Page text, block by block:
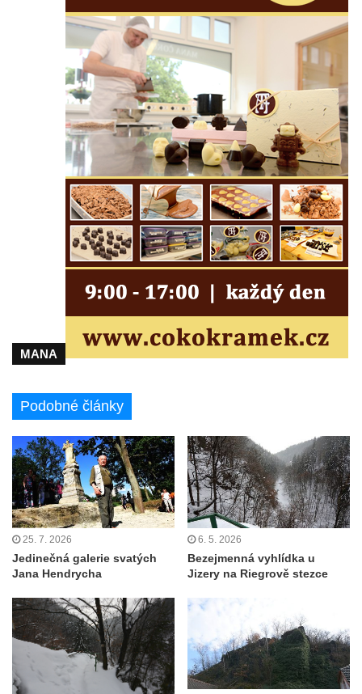
Rozhledna Radejčín
Kratochvílova rozhledna v Roudnici nad
Labem
Rozhledna Luž (Aussichtsturm Lausche)
Vyhlídka Terezínka
Rozhledna Vrchbělá
Vyhlídka Triangl u Markvartic
Masarykova věž samostatnosti
Rozhledna Janov
Rozhledna Alainova věž
Rozhledna (vyhlídková věž) Kumburk
Rozhledna Na Čihadle
Střekovská vyhlídka
Víťova rozhledna
Rozhledna Vrchovina
Rozhledna Valtenberg
Rozhledna Špičák u České Lípy
Rozhledna Kaňk (Havířská bouda) u Kutné
Hory
Rozhledna Rumburak
Stezka korunami stromů – Krkonoše
Rozhledna Eliška (Stachelberg)
Maják (a muzeum) Járy Cimrmana
Rozhledna Štěpánka
Rozhledna Vysoká v Tachově
Rozhledna Bohušův vrch u Plané
MANA
Podobné články
25. 7. 2026
Jedinečná galerie svatých
Jana Hendrycha
6. 5. 2026
Bezejmenná vyhlídka u
Jizery na Riegrově stezce